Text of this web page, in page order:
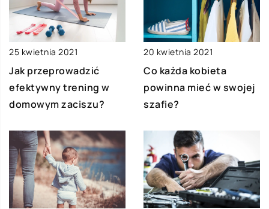
25 kwietnia 2021
Jak przeprowadzić
efektywny trening w
domowym zaciszu?
20 kwietnia 2021
Co każda kobieta
powinna mieć w swojej
szafie?